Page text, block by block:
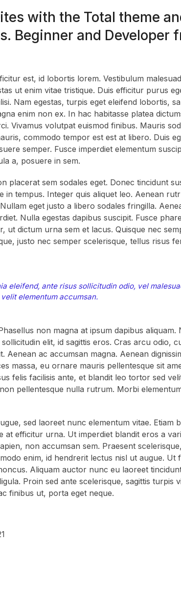
with the Total theme
Beginner and Developer
est, id lobortis lorem. Vestibulum
ut enim vitae tristique. Duis efficitur purus
Nam egestas, turpis eget eleifend lobortis,
enim non ex. In hac habitasse platea
Vivamus volutpat euismod finibus. Mauris
commodo tempor est est at libero. Duis
semper. Fusce imperdiet elementum
a, posuere in sem.
placerat sem sodales eget. Donec tincidunt
in tempus. Integer quis aliquet leo. Aenean
eget justo a libero sodales fringilla.
Nulla egestas dapibus suscipit. Fusce
ut dictum urna sem et lacus. Quisque nec
justo nec semper scelerisque, tellus risus
eleifend, ante risus sollicitudin odio, vel
elementum accumsan.
non magna at ipsum dapibus aliquam.
elit, id sagittis eros. Cras arcu odio,
Aenean ac accumsan magna. Aenean
massa, eu ornare mauris pellentesque sit
felis facilisis ante, et blandit leo tortor sed
pellentesque nulla rutrum. Morbi
sed laoreet nunc elementum vitae. Etiam
efficitur urna. Ut imperdiet blandit eros a
non accumsan sem. Praesent
enim, id hendrerit lectus nisl ut augue. Ut
Aliquam auctor nunc eu laoreet
Proin sed ante scelerisque, sagittis turpis
finibus ut, porta eget neque.